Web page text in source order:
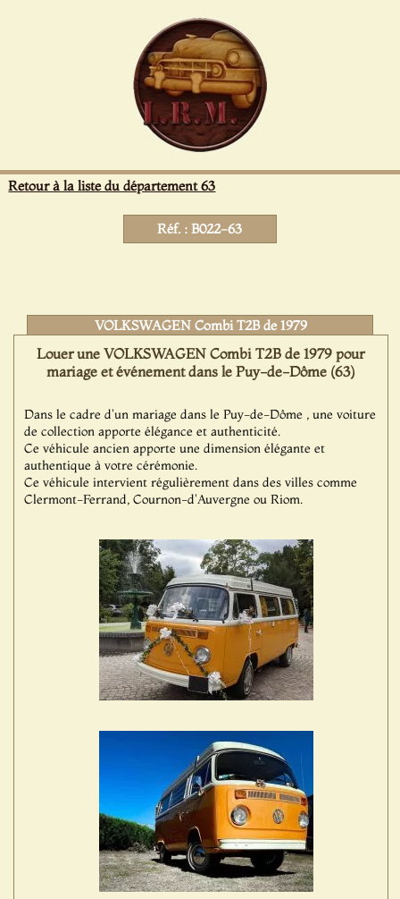
Retour à la liste du département 63
Réf. : B022-63
VOLKSWAGEN Combi T2B de 1979
Louer une VOLKSWAGEN Combi T2B de 1979 pour
mariage et événement dans le Puy-de-Dôme (63)
Dans le cadre d'un mariage dans le Puy-de-Dôme , une voiture
de collection apporte élégance et authenticité.
Ce véhicule ancien apporte une dimension élégante et
authentique à votre cérémonie.
Ce véhicule intervient régulièrement dans des villes comme
Clermont-Ferrand, Cournon-d'Auvergne ou Riom.